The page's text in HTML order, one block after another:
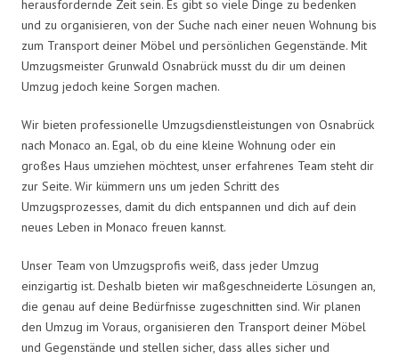
herausfordernde Zeit sein. Es gibt so viele Dinge zu bedenken
und zu organisieren, von der Suche nach einer neuen Wohnung bis
zum Transport deiner Möbel und persönlichen Gegenstände. Mit
Umzugsmeister Grunwald Osnabrück musst du dir um deinen
Umzug jedoch keine Sorgen machen.
Wir bieten professionelle Umzugsdienstleistungen von Osnabrück
nach Monaco an. Egal, ob du eine kleine Wohnung oder ein
großes Haus umziehen möchtest, unser erfahrenes Team steht dir
zur Seite. Wir kümmern uns um jeden Schritt des
Umzugsprozesses, damit du dich entspannen und dich auf dein
neues Leben in Monaco freuen kannst.
Unser Team von Umzugsprofis weiß, dass jeder Umzug
einzigartig ist. Deshalb bieten wir maßgeschneiderte Lösungen an,
die genau auf deine Bedürfnisse zugeschnitten sind. Wir planen
den Umzug im Voraus, organisieren den Transport deiner Möbel
und Gegenstände und stellen sicher, dass alles sicher und